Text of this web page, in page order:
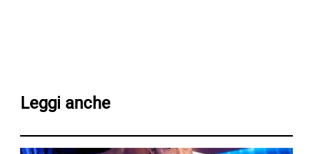
Leggi anche